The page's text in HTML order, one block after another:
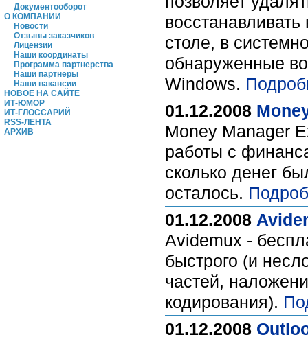
Документооборот
О КОМПАНИИ
Новости
Отзывы заказчиков
Лицензии
Наши координаты
Программа партнерства
Наши партнеры
Наши вакансии
НОВОЕ НА САЙТЕ
ИТ-ЮМОР
ИТ-ГЛОССАРИЙ
RSS-ЛЕНТА
АРХИВ
столе, в
обнаруженные
Windows.
01.12.2008
Money Manager
работы с
сколько денег
осталось.
01.12.2008
Avidemux -
быстрого (и
частей,
кодирования).
01.12.2008